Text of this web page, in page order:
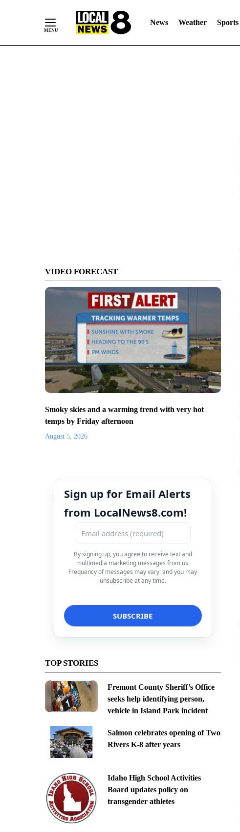
News Weather Sports
VIDEO FORECAST
Smoky skies and a warming trend with very hot
temps by Friday afternoon
August 5, 2026
Sign up for Email Alerts
from LocalNews8.com!
By signing up, you agree to receive text and
multimedia marketing messages from us.
Frequency of messages may vary, and you may
unsubscribe at any time.
TOP STORIES
Fremont County Sheriff’s Office
seeks help identifying person,
vehicle in Island Park incident
Salmon celebrates opening of Two
Rivers K-8 after years
Idaho High School Activities
Board updates policy on
transgender athletes